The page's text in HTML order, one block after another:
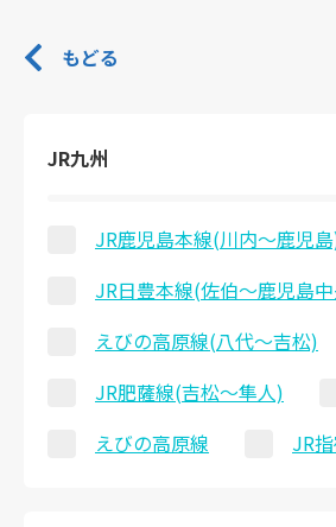
もどる
JR九州
JR鹿児島本線(川内～鹿児
JR日豊本線(佐伯～鹿児島
えびの高原線(八代～吉松)
JR肥薩線(吉松～隼人)
えびの高原線
JR